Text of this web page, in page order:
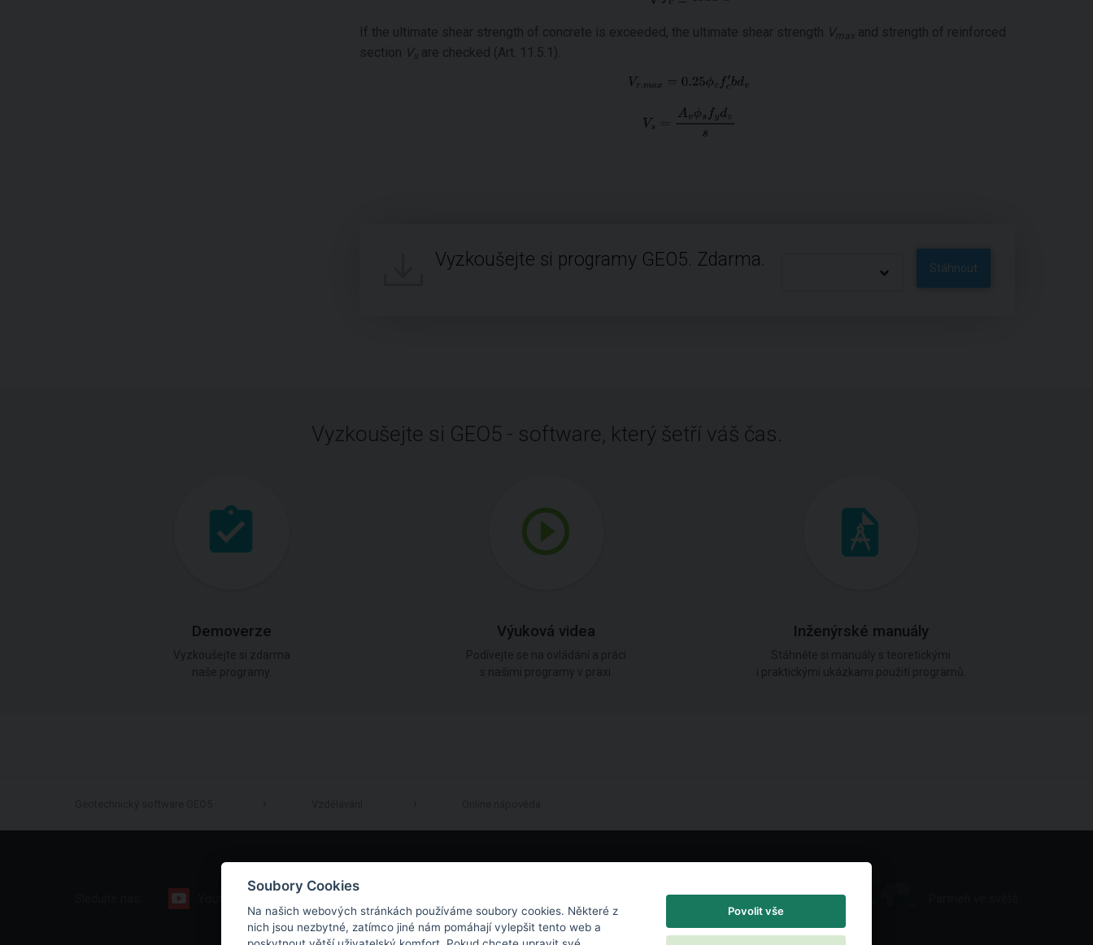
If the ultimate shear strength of concrete is exceeded, the ultimate shear strength Vmax and strength of reinforced
section Vs are checked (Art. 11.5.1).
Vyzkoušejte si programy GEO5. Zdarma. Stáhnout
Vyzkoušejte si GEO5 - software, který šetří váš čas.
Demoverze Výuková videa Inženýrské manuály
Soubory Cookies
Na našich webových stránkách používáme soubory cookies. Některé z
nich jsou nezbytné, zatímco jiné nám pomáhají vylepšit tento web a
Povolit vše